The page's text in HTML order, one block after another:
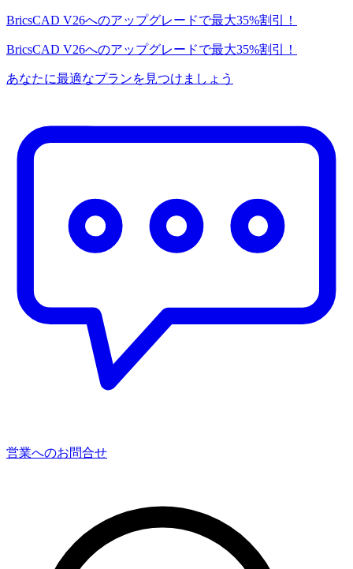
BricsCAD V26へのアップグレードで最大35%割引！
BricsCAD V26へのアップグレードで最大35%割引！
あなたに最適なプランを見つけましょう
営業へのお問合せ